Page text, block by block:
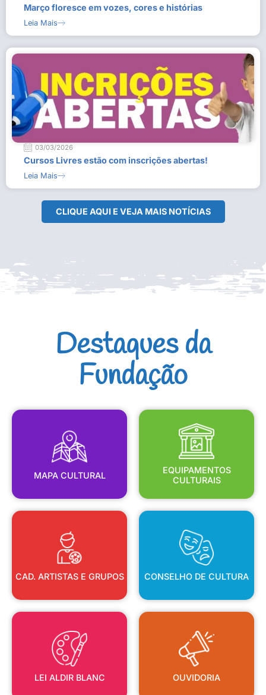
Março floresce em vozes, cores e histórias
Leia Mais
03/03/2026
Cursos Livres estão com inscrições abertas!
Leia Mais
CLIQUE AQUI E VEJA MAIS NOTÍCIAS
Destaques da
Fundação
MAPA CULTURAL
MAPA CULTURAL
EQUIPAMENTOS
CULTURAIS
EQUIPAMENTOS
CULTURAIS
CAD. ARTISTAS E GRUPOS
CAD. ARTISTAS E GRUPOS
CONSELHO DE CULTURA
CONSELHO DE CULTURA
LEI ALDIR BLANC
LEI ALDIR BLANC
OUVIDORIA
OUVIDORIA